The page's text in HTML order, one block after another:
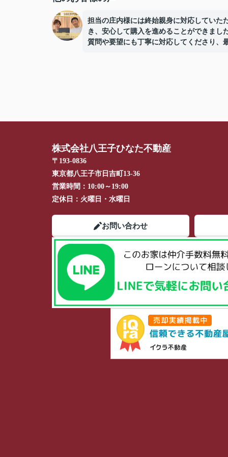
担当の庄内様には終始親身に対応していた
き、安心して購入を進めることができました
質問や要望にも丁寧に対応してくださり、
株式会社八王子ひなた不動産
〒193-0836
東京都八王子市日吉町13-36
営業時間： 10:00～19:00
定休日： 火曜日・水曜日
お問い合わせ